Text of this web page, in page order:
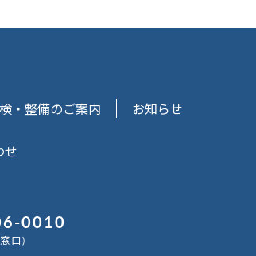
・整備のご案内 お知らせ
せ
0010
口)